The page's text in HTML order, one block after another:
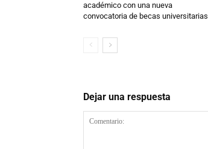
académico con una nueva
convocatoria de becas universitarias
Dejar una respuesta